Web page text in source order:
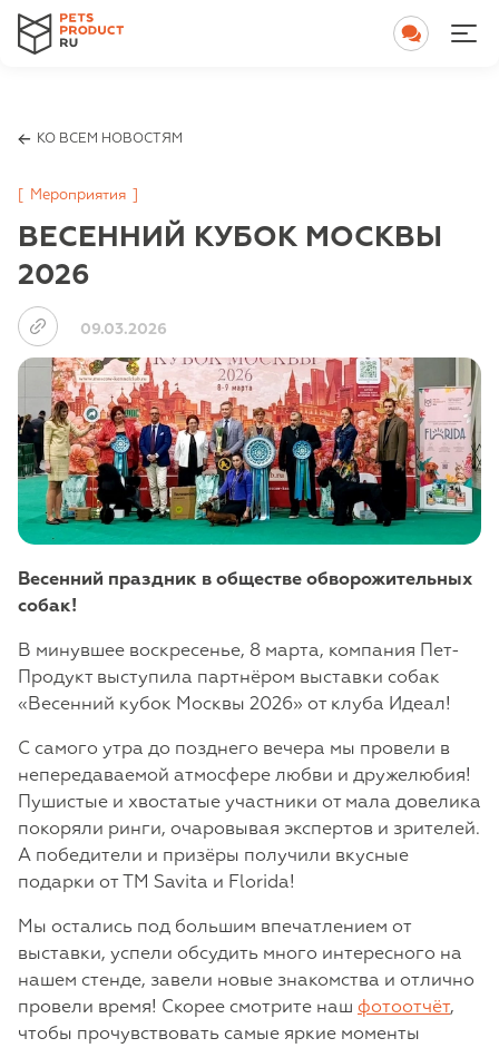
КО ВСЕМ НОВОСТЯМ
Мероприятия
ВЕСЕННИЙ КУБОК МОСКВЫ
2026
09.03.2026
Весенний праздник в обществе обворожительных
собак!
В минувшее воскресенье, 8 марта, компания Пет-
Продукт выступила партнёром выставки собак
«Весенний кубок Москвы 2026» от клуба Идеал!
С самого утра до позднего вечера мы провели в
непередаваемой атмосфере любви и дружелюбия!
Пушистые и хвостатые участники от мала довелика
покоряли ринги, очаровывая экспертов и зрителей.
А победители и призёры получили вкусные
подарки от TM Savita и Florida!
Мы остались под большим впечатлением от
выставки, успели обсудить много интересного на
нашем стенде, завели новые знакомства и отлично
провели время! Скорее смотрите наш фотоотчёт,
чтобы прочувствовать самые яркие моменты